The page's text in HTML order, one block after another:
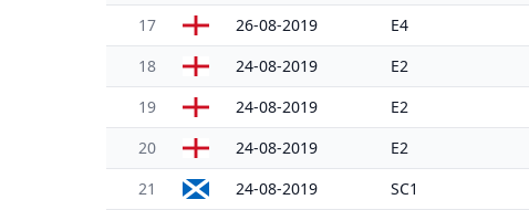
17 26-08-2019 E4
18 24-08-2019 E2
19 24-08-2019 E2
20 24-08-2019 E2
21 24-08-2019 SC1